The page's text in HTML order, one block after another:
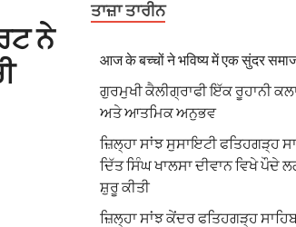
ਨੇ
ਤਾਜ਼ਾ ਤਾਰੀਨ
आज के बच्चों ने भविष्य में एक सुंदर समाज
ਗੁਰਮੁਖੀ ਕੈਲੀਗ੍ਰਾਫੀ ਇੱਕ ਰੂਹਾਨੀ
ਅਤੇ ਆਤਮਿਕ ਅਨੁਭਵ
ਜ਼ਿਲ੍ਹਾ ਸਾਂਝ ਸੁਸਾਇਟੀ ਫਤਿਹਗੜ੍ਹ
ਦਿੱਤ ਸਿੰਘ ਖਾਲਸਾ ਦੀਵਾਨ ਵਿਖੇ ਪੌਦੇ
ਸ਼ੁਰੂ ਕੀਤੀ
ਜ਼ਿਲ੍ਹਾ ਸਾਂਝ ਕੇਂਦਰ ਫਤਿਹਗੜ੍ਹ